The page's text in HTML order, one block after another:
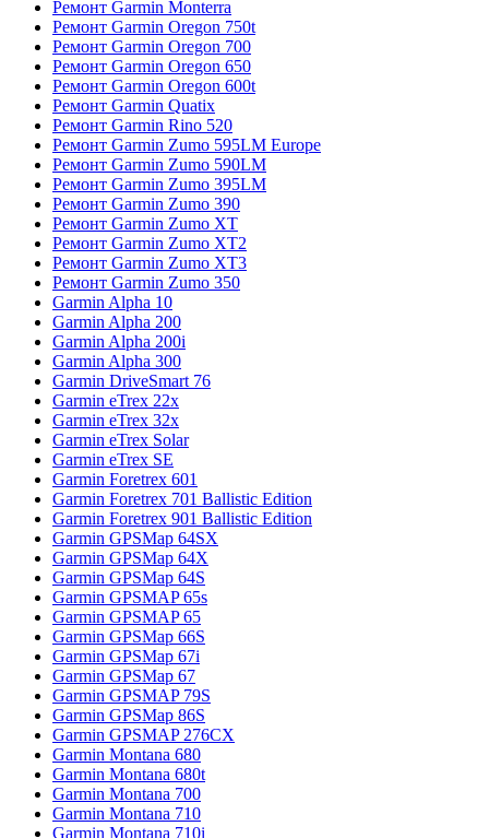
Ремонт Garmin Monterra
Ремонт Garmin Oregon 750t
Ремонт Garmin Oregon 700
Ремонт Garmin Oregon 650
Ремонт Garmin Oregon 600t
Ремонт Garmin Quatix
Ремонт Garmin Rino 520
Ремонт Garmin Zumo 595LM Europe
Ремонт Garmin Zumo 590LM
Ремонт Garmin Zumo 395LM
Ремонт Garmin Zumo 390
Ремонт Garmin Zumo XT
Ремонт Garmin Zumo XT2
Ремонт Garmin Zumo XT3
Ремонт Garmin Zumo 350
Garmin Alpha 10
Garmin Alpha 200
Garmin Alpha 200i
Garmin Alpha 300
Garmin DriveSmart 76
Garmin eTrex 22x
Garmin eTrex 32x
Garmin eTrex Solar
Garmin eTrex SE
Garmin Foretrex 601
Garmin Foretrex 701 Ballistic Edition
Garmin Foretrex 901 Ballistic Edition
Garmin GPSMap 64SX
Garmin GPSMap 64X
Garmin GPSMap 64S
Garmin GPSMAP 65s
Garmin GPSMAP 65
Garmin GPSMap 66S
Garmin GPSMap 67i
Garmin GPSMap 67
Garmin GPSMAP 79S
Garmin GPSMap 86S
Garmin GPSMAP 276CX
Garmin Montana 680
Garmin Montana 680t
Garmin Montana 700
Garmin Montana 710
Garmin Montana 710i